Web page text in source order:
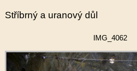
Stříbrný a uranový důl
IMG_4062